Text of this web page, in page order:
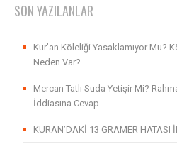
SON YAZILANLAR
Kur’an Köleliği Yasaklamıyor Mu?
Neden Var?
Mercan Tatlı Suda Yetişir Mi?
İddiasına Cevap
KURAN’DAKİ 13 GRAMER HATASI